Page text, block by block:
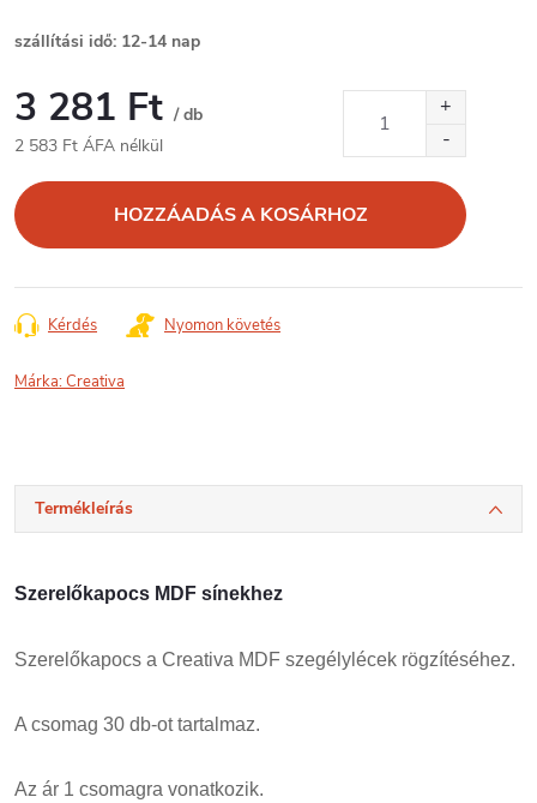
szállítási idő: 12-14 nap
3 281 Ft / db
2 583 Ft ÁFA nélkül
HOZZÁADÁS A KOSÁRHOZ
Kérdés Nyomon követés
Márka:Creativa
Termékleírás
Szerelőkapocs MDF sínekhez
Szerelőkapocs a Creativa MDF szegélylécek rögzítéséhez.
A csomag 30 db-ot tartalmaz.
Az ár 1 csomagra vonatkozik.